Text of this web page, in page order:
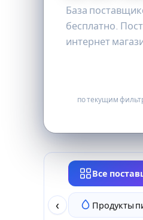
База
бесплатно.
интернет
по текущим
‹
Все
Продукты